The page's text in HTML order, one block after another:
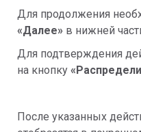
«Далее» в нижней
Для подтверждения
на кнопку
После указанных